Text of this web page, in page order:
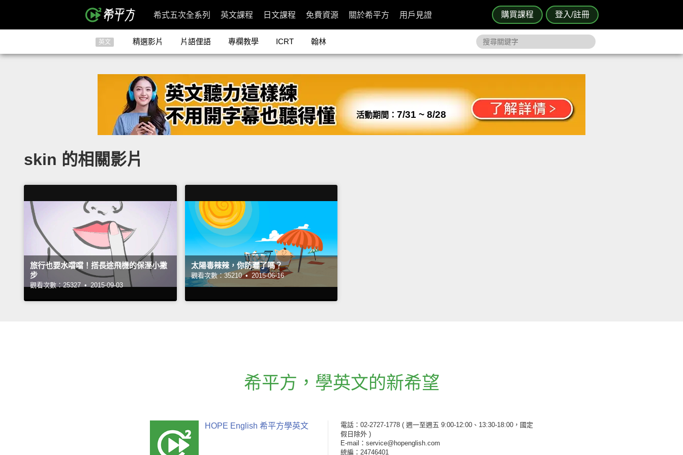
購買課程 登入/註冊
希式五次全系列 英文課程 日文課程 免費資源 關於希平方 用戶見證
英文 精選影片 片語俚語 專欄教學 ICRT 翰林
活動期間： 7/31 ~ 8/28
skin 的相關影片
旅行也要水噹噹！搭長途飛機的保溼小撇
步
觀看次數：25327 • 2015-09-03
太陽毒辣辣，你防曬了嗎？
觀看次數：35210 • 2015-06-16
希平方 ， 學英文的新希望
HOPE English 希平方學英文 電話：02-2727-1778 ( 週一至週五 9:00-12:00、13:30-18:00，國定
假日除外 )
E-mail：service@hopenglish.com
統編：24746401